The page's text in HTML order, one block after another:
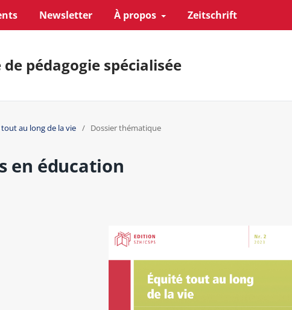
Newsletter À propos Zeitschrift
de pédagogie spécialisée
tout au long de la vie / Dossier thématique
en éducation